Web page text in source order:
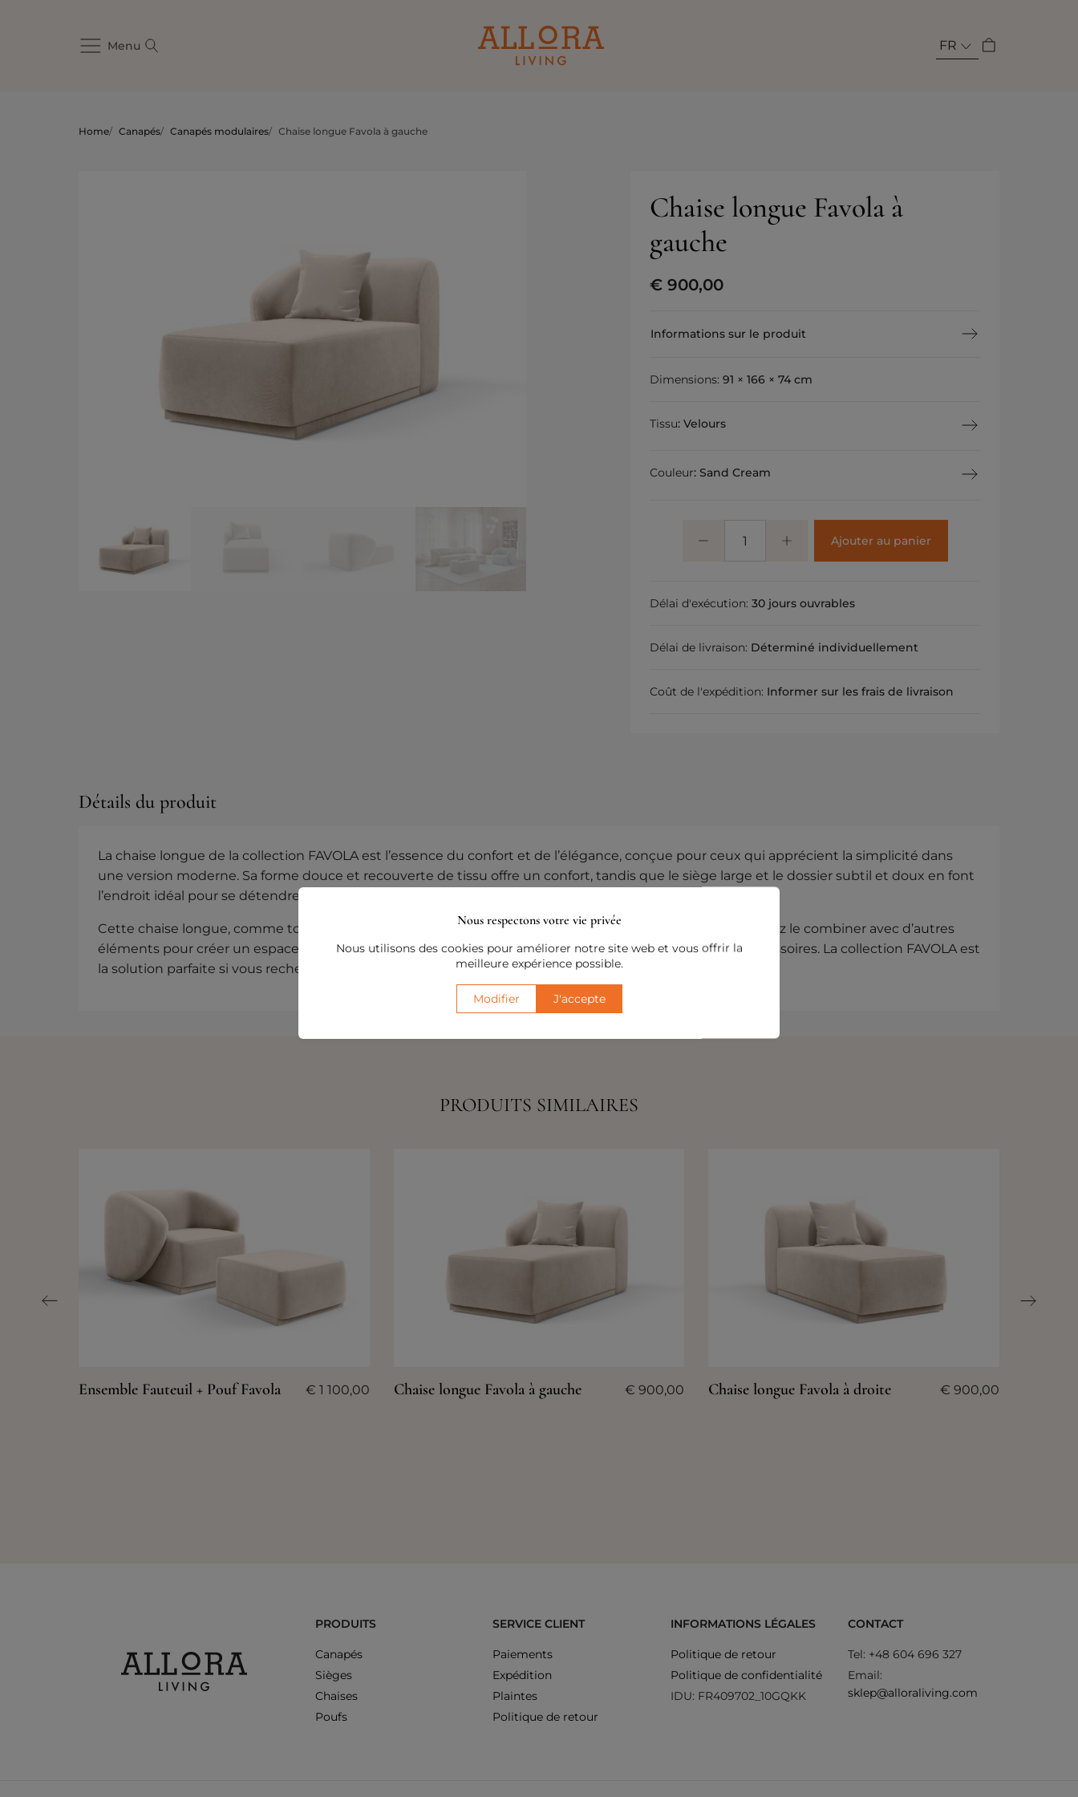
Menu FR
Home/ Canapés/ Canapés modulaires/ Chaise longue Favola à gauche
Chaise longue Favola à
gauche
€ 900,00
Informations sur le produit
Dimensions:91 × 166 × 74 cm
Tissu: Velours
Couleur: Sand Cream
Ajouter au panier
Délai d'exécution:30 jours ouvrables
Délai de livraison: Déterminé individuellement
Coût de l'expédition: Informer sur les frais de livraison
Détails du produit
La chaise longue de la collection FAVOLA est l’essence du confort et de l’élégance, conçue pour ceux qui apprécient la simplicité dans
une version moderne. Sa forme douce et recouverte de tissu offre un confort, tandis que le siège large et le dossier subtil et doux en font
l’endroit idéal pour se détendre.
Cette chaise longue, comme toute la collection FAVOLA, est fabuleusement simple à agencer. Vous pouvez le combiner avec d’autres
éléments pour créer un espace plein de confort que vous pourrez facilement personnaliser avec des accessoires. La collection FAVOLA est
la solution parfaite si vous recherchez des meubles intemporels et confortables.
PRODUITS SIMILAIRES
Ensemble Fauteuil + Pouf Favola € 1 100,00 Chaise longue Favola à gauche € 900,00 Chaise longue Favola à droite € 900,00
PRODUITS
Canapés
Sièges
Chaises
Poufs
SERVICE CLIENT
Paiements
Expédition
Plaintes
Politique de retour
INFORMATIONS LÉGALES
Politique de retour
Politique de confidentialité
IDU: FR409702_10GQKK
CONTACT
Tel: +48 604 696 327
Email:
sklep@alloraliving.com
Nous respectons votre vie privée
Nous utilisons des cookies pour améliorer notre site web et vous offrir la
meilleure expérience possible.
Modifier J'accepte